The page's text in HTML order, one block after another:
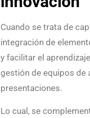
Cuando se trata de
integración de
y facilitar el
gestión de equipos de
presentaciones.
Lo cual, se